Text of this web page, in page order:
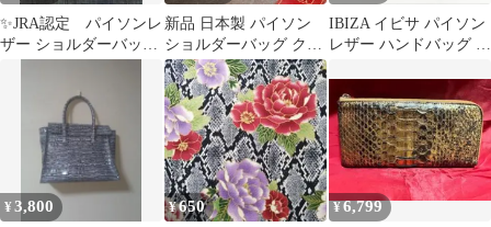
✨️JRA認定 パイソンレ
ザー ショルダーバッグ
新品 日本製 パイソン
ショルダーバッグ クロ
スボディ 本革 ブラック
Y2K
IBIZA イビサ パイソン
レザー ハンドバッグ ト
¥3,800 ¥650 ¥6,799